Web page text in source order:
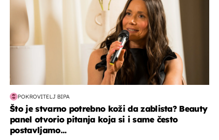
POKROVITELJ BIPA
Što je stvarno potrebno koži da zablista? Beauty
panel otvorio pitanja koja si i same često
postavljamo...